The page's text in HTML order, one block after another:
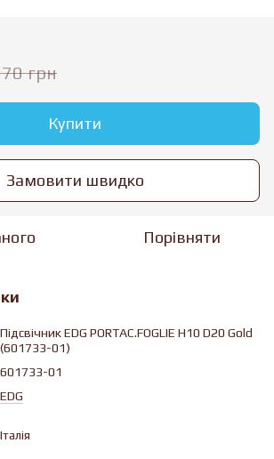
грн
Купити
Замовити швидко
Порівняти
Підсвічник EDG PORTAC.FOGLIE H10 D20 Gold
(601733-01)
601733-01
EDG
Італія